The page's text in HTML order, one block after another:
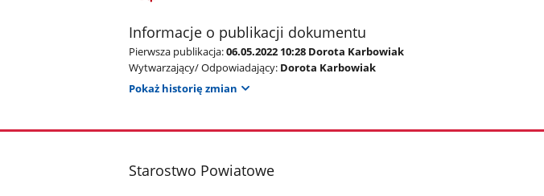
Informacje o publikacji dokumentu
Pierwsza publikacja:06.05.2022 10:28 Dorota Karbowiak
Wytwarzający/ Odpowiadający: Dorota Karbowiak
Pokaż historię zmian
stopka
Starostwo Powiatowe